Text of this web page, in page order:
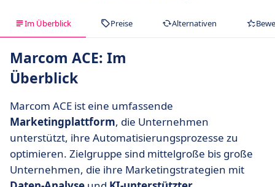
Im Überblick Preise Alternativen
Marcom ACE: Im
Überblick
Marcom ACE ist eine umfassende
Marketingplattform, die Unternehmen
unterstützt, ihre Automatisierungsprozesse zu
optimieren. Zielgruppe sind mittelgroße bis große
Unternehmen, die ihre Marketingstrategien mit